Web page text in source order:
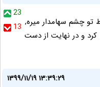
23
13 چشم سهامدار میره,
و در نهایت از دست
۱۳۹۹/۱۱/۱۹ ۱۳:۳۹:۲۹